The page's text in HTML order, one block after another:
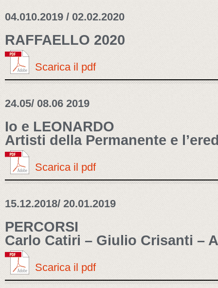
04.010.2019 / 02.02.2020
RAFFAELLO 2020
Scarica il pdf
24.05/ 08.06 2019
Io e LEONARDO
Artisti della Permanente e
Scarica il pdf
15.12.2018/ 20.01.2019
PERCORSI
Carlo Catiri – Giulio Crisanti –
Scarica il pdf